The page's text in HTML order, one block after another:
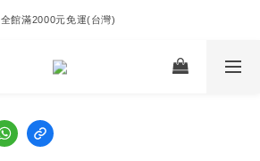
全館滿2000元免運(台灣)